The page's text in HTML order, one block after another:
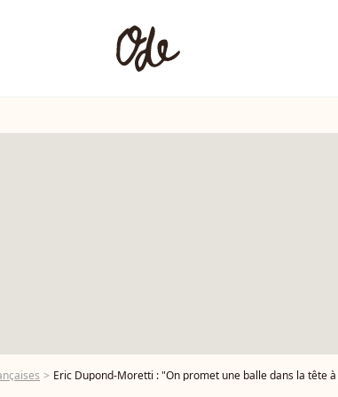
Eric Dupond-Moretti : "On promet une balle dans la tête